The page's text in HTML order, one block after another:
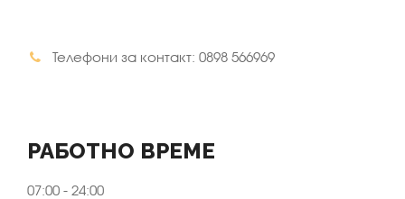
Телефони за контакт: 0898 566969
РАБОТНО ВРЕМЕ
07:00 - 24:00